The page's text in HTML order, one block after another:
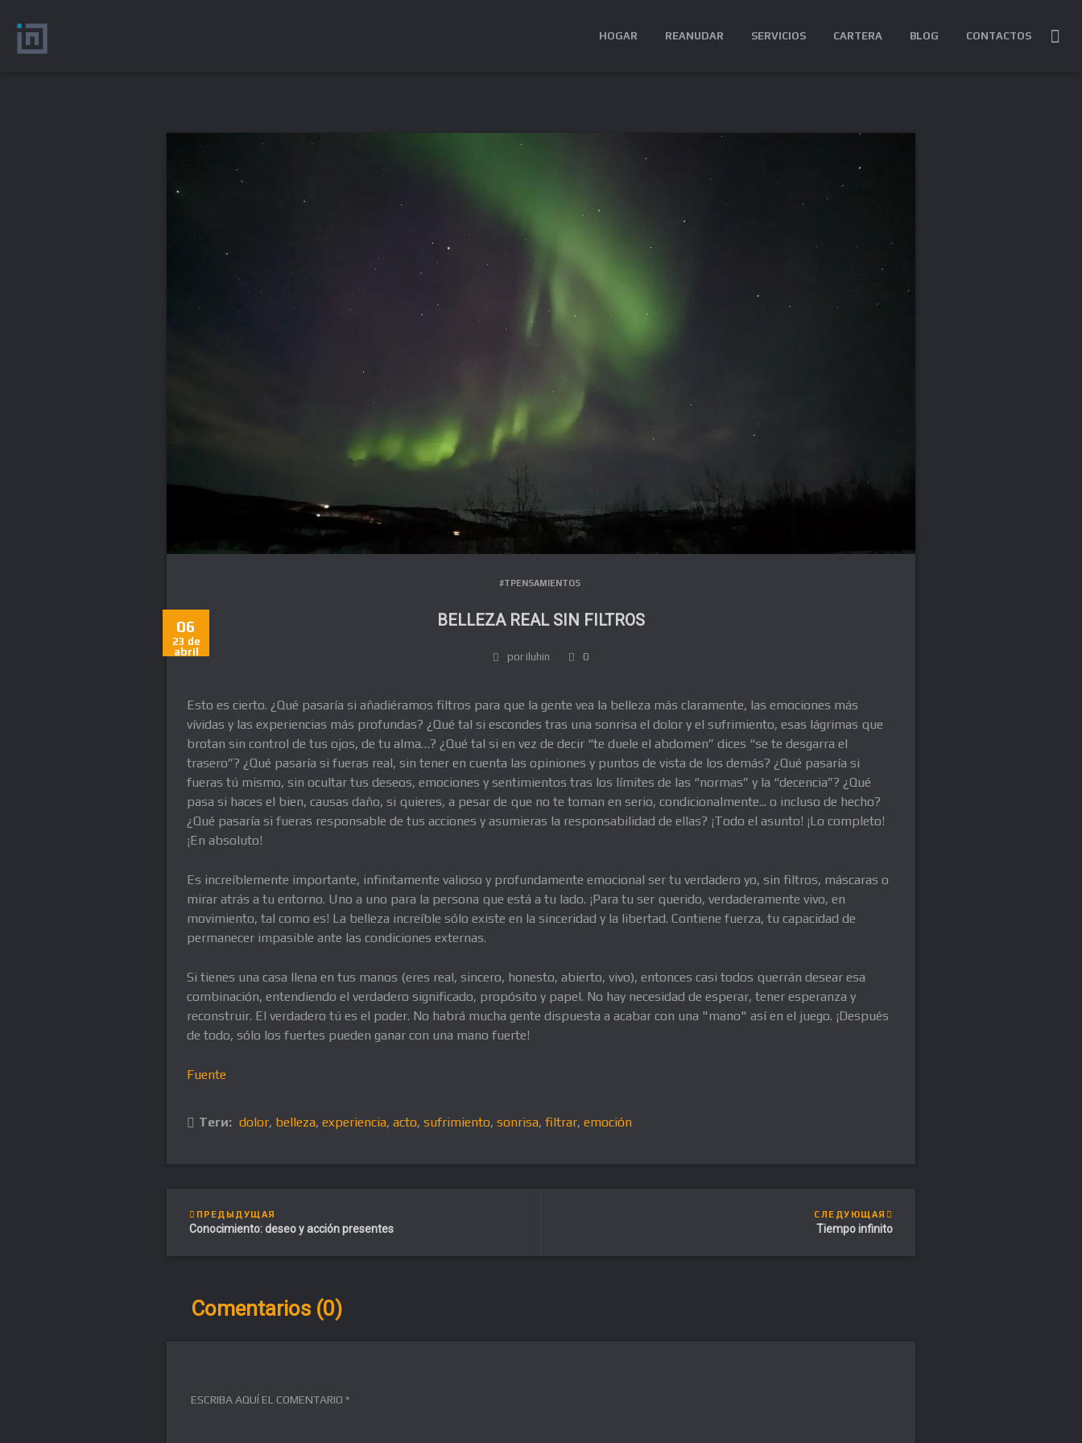
HOGAR REANUDAR SERVICIOS CARTERA BLOG CONTACTOS
#TPENSAMIENTOS
BELLEZA REAL SIN FILTROS
06
23 de
abril
por iluhin 0
Esto es cierto. ¿Qué pasaría si añadiéramos filtros para que la gente vea la belleza más claramente, las emociones más
vívidas y las experiencias más profundas? ¿Qué tal si escondes tras una sonrisa el dolor y el sufrimiento, esas lágrimas que
brotan sin control de tus ojos, de tu alma…? ¿Qué tal si en vez de decir “te duele el abdomen” dices “se te desgarra el
trasero”? ¿Qué pasaría si fueras real, sin tener en cuenta las opiniones y puntos de vista de los demás? ¿Qué pasaría si
fueras tú mismo, sin ocultar tus deseos, emociones y sentimientos tras los límites de las “normas” y la “decencia”? ¿Qué
pasa si haces el bien, causas daño, si quieres, a pesar de que no te toman en serio, condicionalmente... o incluso de hecho?
¿Qué pasaría si fueras responsable de tus acciones y asumieras la responsabilidad de ellas? ¡Todo el asunto! ¡Lo completo!
¡En absoluto!
Es increíblemente importante, infinitamente valioso y profundamente emocional ser tu verdadero yo, sin filtros, máscaras o
mirar atrás a tu entorno. Uno a uno para la persona que está a tu lado. ¡Para tu ser querido, verdaderamente vivo, en
movimiento, tal como es! La belleza increíble sólo existe en la sinceridad y la libertad. Contiene fuerza, tu capacidad de
permanecer impasible ante las condiciones externas.
Si tienes una casa llena en tus manos (eres real, sincero, honesto, abierto, vivo), entonces casi todos querrán desear esa
combinación, entendiendo el verdadero significado, propósito y papel. No hay necesidad de esperar, tener esperanza y
reconstruir. El verdadero tú es el poder. No habrá mucha gente dispuesta a acabar con una "mano" así en el juego. ¡Después
de todo, sólo los fuertes pueden ganar con una mano fuerte!
Fuente
Теги: dolor, belleza, experiencia, acto, sufrimiento, sonrisa, filtrar, emoción
ПРЕДЫДУЩАЯ
Conocimiento: deseo y acción presentes
СЛЕДУЮЩАЯ
Tiempo infinito
Comentarios (0)
ESCRIBA AQUÍ EL COMENTARIO *